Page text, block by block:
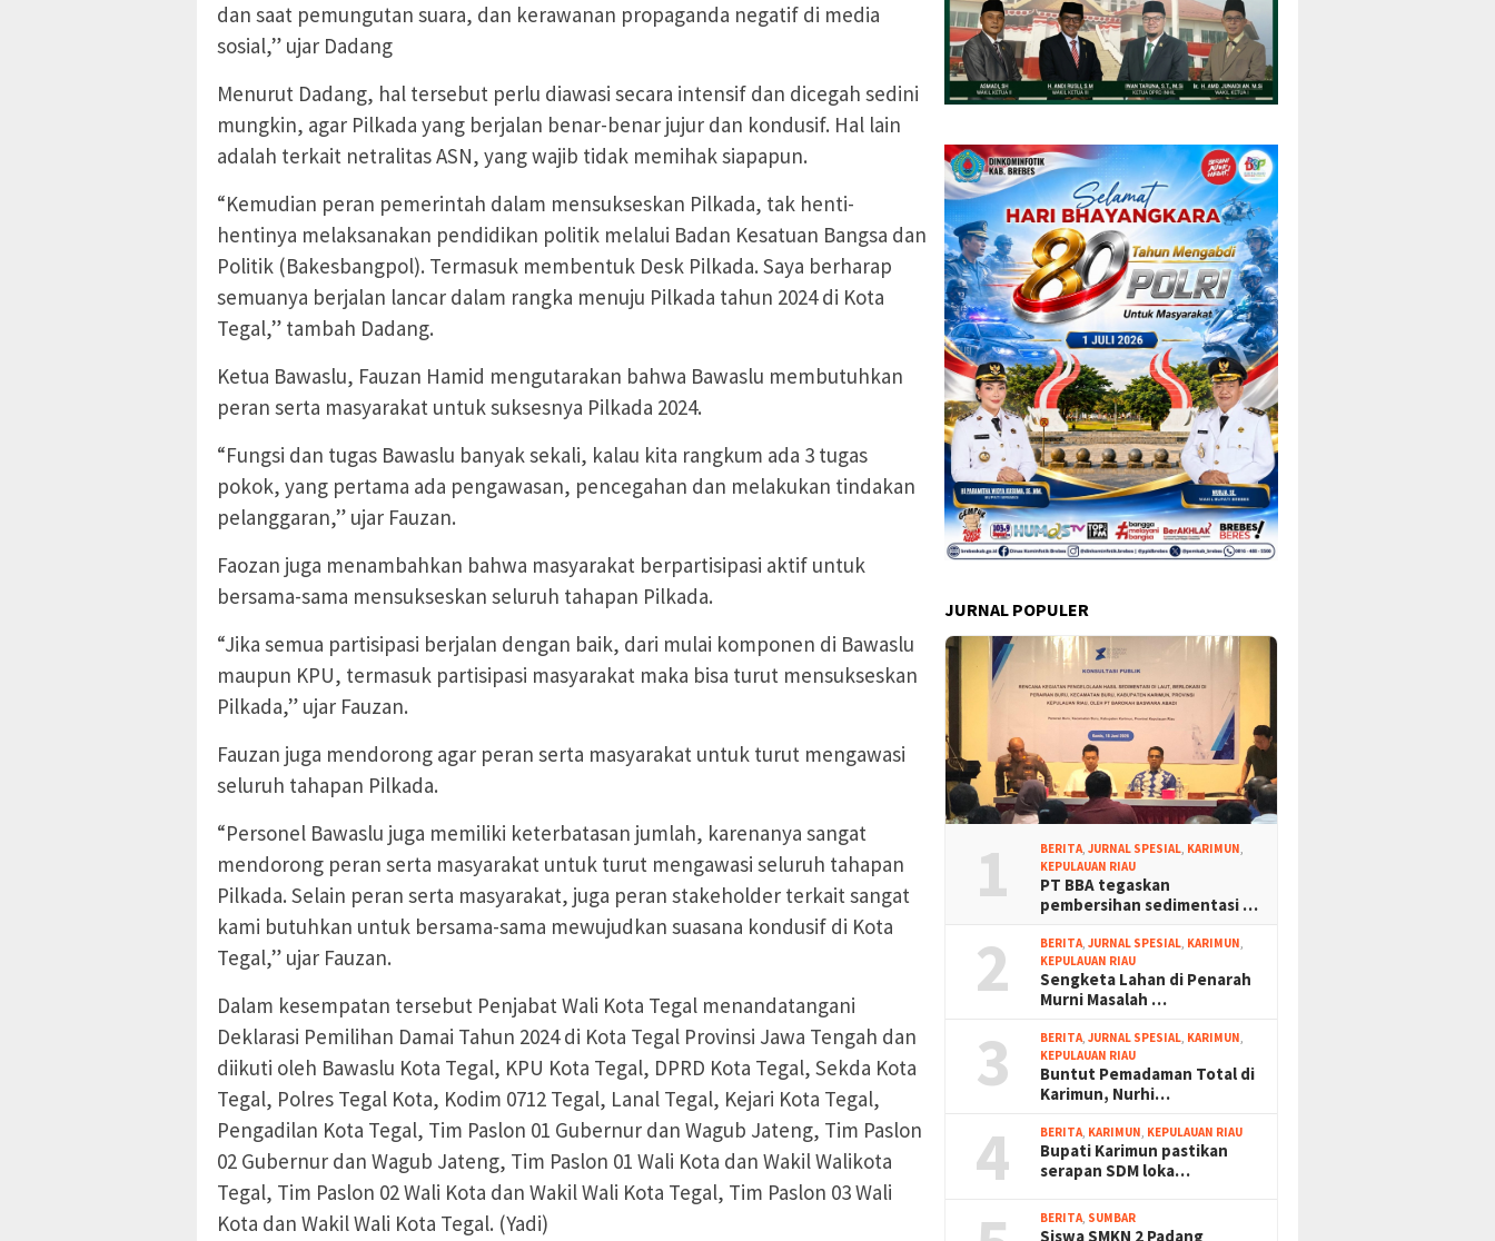
dan saat pemungutan suara, dan kerawanan propaganda negatif di media
sosial,” ujar Dadang
Menurut Dadang, hal tersebut perlu diawasi secara intensif dan dicegah sedini
mungkin, agar Pilkada yang berjalan benar-benar jujur dan kondusif. Hal lain
adalah terkait netralitas ASN, yang wajib tidak memihak siapapun.
“Kemudian peran pemerintah dalam mensukseskan Pilkada, tak henti-
hentinya melaksanakan pendidikan politik melalui Badan Kesatuan Bangsa dan
Politik (Bakesbangpol). Termasuk membentuk Desk Pilkada. Saya berharap
semuanya berjalan lancar dalam rangka menuju Pilkada tahun 2024 di Kota
Tegal,” tambah Dadang.
Ketua Bawaslu, Fauzan Hamid mengutarakan bahwa Bawaslu membutuhkan
peran serta masyarakat untuk suksesnya Pilkada 2024.
“Fungsi dan tugas Bawaslu banyak sekali, kalau kita rangkum ada 3 tugas
pokok, yang pertama ada pengawasan, pencegahan dan melakukan tindakan
pelanggaran,” ujar Fauzan.
Faozan juga menambahkan bahwa masyarakat berpartisipasi aktif untuk
bersama-sama mensukseskan seluruh tahapan Pilkada.
“Jika semua partisipasi berjalan dengan baik, dari mulai komponen di Bawaslu
maupun KPU, termasuk partisipasi masyarakat maka bisa turut mensukseskan
Pilkada,” ujar Fauzan.
Fauzan juga mendorong agar peran serta masyarakat untuk turut mengawasi
seluruh tahapan Pilkada.
“Personel Bawaslu juga memiliki keterbatasan jumlah, karenanya sangat
mendorong peran serta masyarakat untuk turut mengawasi seluruh tahapan
Pilkada. Selain peran serta masyarakat, juga peran stakeholder terkait sangat
kami butuhkan untuk bersama-sama mewujudkan suasana kondusif di Kota
Tegal,” ujar Fauzan.
Dalam kesempatan tersebut Penjabat Wali Kota Tegal menandatangani
Deklarasi Pemilihan Damai Tahun 2024 di Kota Tegal Provinsi Jawa Tengah dan
diikuti oleh Bawaslu Kota Tegal, KPU Kota Tegal, DPRD Kota Tegal, Sekda Kota
Tegal, Polres Tegal Kota, Kodim 0712 Tegal, Lanal Tegal, Kejari Kota Tegal,
Pengadilan Kota Tegal, Tim Paslon 01 Gubernur dan Wagub Jateng, Tim Paslon
02 Gubernur dan Wagub Jateng, Tim Paslon 01 Wali Kota dan Wakil Walikota
Tegal, Tim Paslon 02 Wali Kota dan Wakil Wali Kota Tegal, Tim Paslon 03 Wali
Kota dan Wakil Wali Kota Tegal. (Yadi)
JURNAL POPULER
1 BERITA,JURNAL SPESIAL, KARIMUN,
KEPULAUAN RIAU
PT BBA tegaskan
pembersihan sedimentasi …
2 BERITA,JURNAL SPESIAL, KARIMUN,
KEPULAUAN RIAU
Sengketa Lahan di Penarah
Murni Masalah …
3 BERITA,JURNAL SPESIAL, KARIMUN,
KEPULAUAN RIAU
Buntut Pemadaman Total di
Karimun, Nurhi…
4 BERITA, KARIMUN, KEPULAUAN RIAU
Bupati Karimun pastikan
serapan SDM loka…
BERITA, SUMBAR
Siswa SMKN 2 Padang